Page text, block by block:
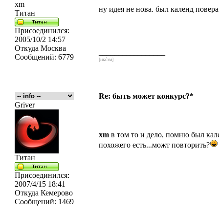
xm
Титан
Присоединился:
2005/10/2 14:57
Откуда Москва
Сообщений: 6779
ну идея не нова. был календ
[икс́эм]
Re: быть может конкурс?*
Griver
Титан
Присоединился:
2007/4/15 18:41
Откуда Кемерово
Сообщений: 1469
xm в том то и дело, помню был
похожего есть...можт повторить?